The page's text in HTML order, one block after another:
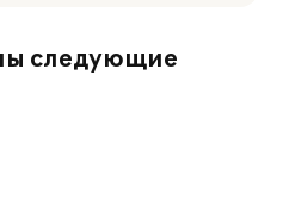
следующие